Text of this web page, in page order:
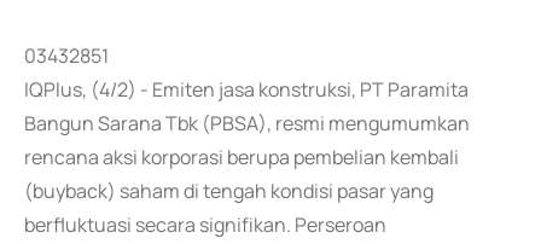
03432851
IQPlus, (4/2) - Emiten jasa konstruksi, PT Paramita
Bangun Sarana Tbk (PBSA), resmi mengumumkan
rencana aksi korporasi berupa pembelian kembali
(buyback) saham di tengah kondisi pasar yang
berfluktuasi secara signifikan. Perseroan